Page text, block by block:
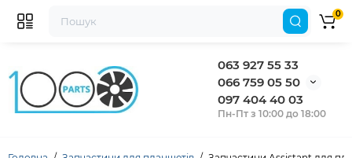
063 927 55 33
066 759 05 50
097 404 40 03
Пн-Пт з 10:00 до 18:00
0